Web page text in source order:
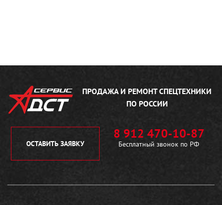
ПРОДАЖА И РЕМОНТСПЕЦТЕХНИКИ
ПО РОССИИ
ОСТАВИТЬ ЗАЯВКУ
8 912 470-10-87
Бесплатный звонок по РФ